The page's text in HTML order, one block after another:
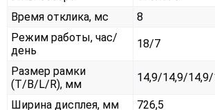
Время отклика, мс
8
Режим работы, час/
день
18/7
Размер рамки
(T/B/L/R), мм
14,9/14,9/14,9/
Ширина дисплея, мм
726,5